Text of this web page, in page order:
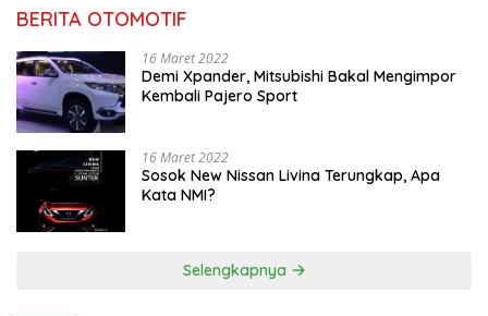
BERITA OTOMOTIF
16 Maret 2022
Demi Xpander, Mitsubishi Bakal Mengimpor
Kembali Pajero Sport
16 Maret 2022
Sosok New Nissan Livina Terungkap, Apa
Kata NMI?
Selengkapnya